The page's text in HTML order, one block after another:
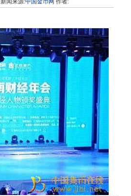
新闻来源:中国金币网 作者: